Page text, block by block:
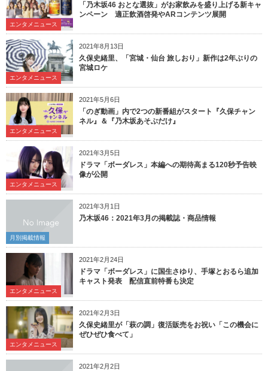
エンタメニュース
「乃木坂46 おとな選抜」がお家飲みを盛り上げる新キャ
ンペーン 適正飲酒啓発やARコンテンツ展開
2021年8月13日
エンタメニュース
久保史緒里、「宮城・仙台 旅しおり」新作は2年ぶりの
宮城ロケ
2021年5月6日
エンタメニュース
「のぎ動画」内で2つの新番組がスタート『久保チャン
ネル』＆『乃木坂あそぶだけ』
2021年3月5日
エンタメニュース
ドラマ「ボーダレス」本編への期待高まる120秒予告映
像が公開
2021年3月1日
月別掲載情報
乃木坂46：2021年3月の掲載誌・商品情報
2021年2月24日
エンタメニュース
ドラマ「ボーダレス」に国生さゆり、手塚とおるら追加
キャスト発表 配信直前特番も決定
2021年2月3日
エンタメニュース
久保史緒里が「萩の調」復活販売をお祝い「この機会に
ぜひぜひ食べて」
2021年2月2日